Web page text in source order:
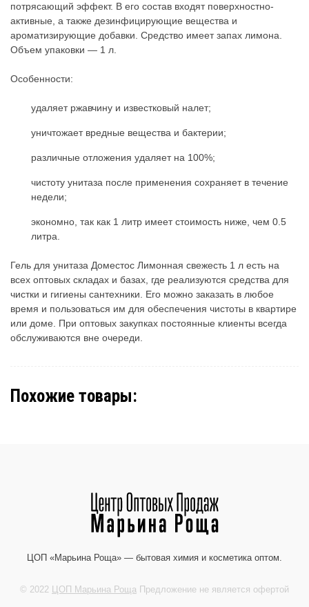
потрясающий эффект. В его состав входят поверхностно-
активные, а также дезинфицирующие вещества и
ароматизирующие добавки. Средство имеет запах лимона.
Объем упаковки — 1 л.
Особенности:
удаляет ржавчину и известковый налет;
уничтожает вредные вещества и бактерии;
различные отложения удаляет на 100%;
чистоту унитаза после применения сохраняет в течение
недели;
экономно, так как 1 литр имеет стоимость ниже, чем 0.5
литра.
Гель для унитаза Доместос Лимонная свежесть 1 л есть на
всех оптовых складах и базах, где реализуются средства для
чистки и гигиены сантехники. Его можно заказать в любое
время и пользоваться им для обеспечения чистоты в квартире
или доме. При оптовых закупках постоянные клиенты всегда
обслуживаются вне очереди.
Похожие товары:
ЦОП «Марьина Роща» — бытовая химия и косметика оптом.
© 2022 ЦОП Марьина Роща Предложение не является офертой